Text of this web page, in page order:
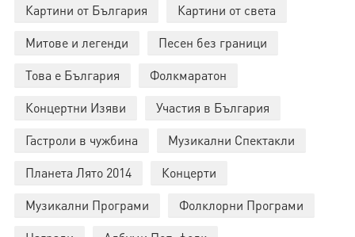
Картини от България
Картини от света
Митове и легенди
Песен без граници
Това е България
Фолкмаратон
Концертни Изяви
Участия в България
Гастроли в чужбина
Музикални Спектакли
Планета Лято 2014
Концерти
Музикални Програми
Фолклорни Програми